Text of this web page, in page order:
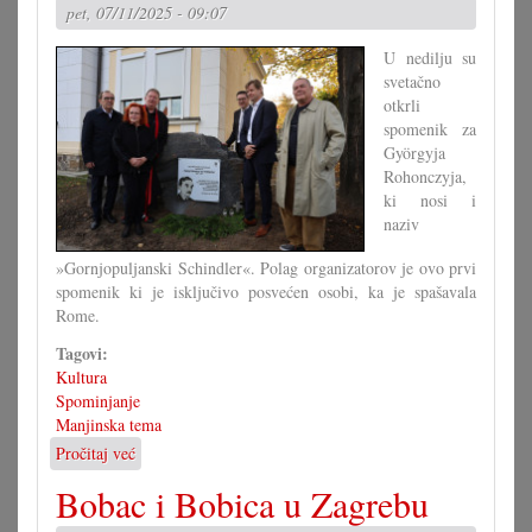
pet, 07/11/2025 - 09:07
U nedilju su
svetačno
otkrli
spomenik za
Györgyja
Rohonczyja,
ki nosi i
naziv
»Gornjopuljanski Schindler«. Polag organizatorov je ovo prvi
spomenik ki je isključivo posvećen osobi, ka je spašavala
Rome.
Tagovi:
Kultura
Spominjanje
Manjinska tema
Pročitaj već
Prvi
spomenik
za
Bobac i Bobica u Zagrebu